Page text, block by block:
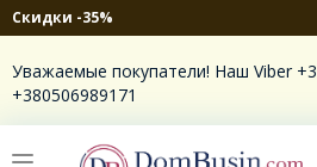
Скидки -35%
Уважаемые покупатели! Наш Viber
+380506989171